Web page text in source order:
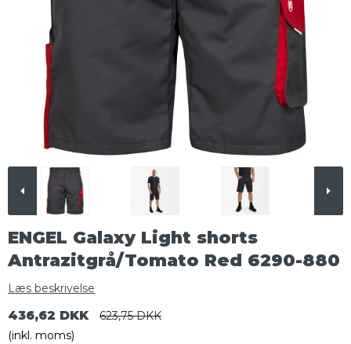
ENGEL Galaxy Light shorts
Antrazitgrå/Tomato Red 6290-880
Læs beskrivelse
436,62 DKK
623,75 DKK
(inkl. moms)